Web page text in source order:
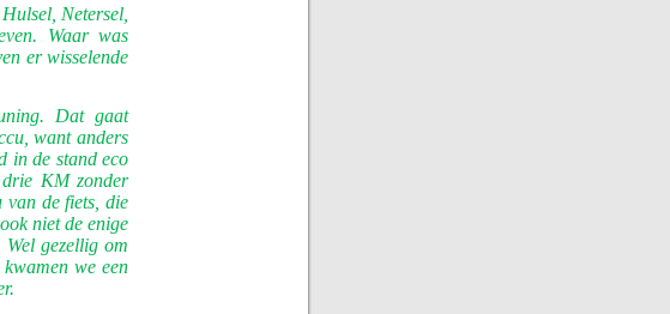
Netersel,
Waar was
er wisselende
Dat gaat
want anders
in de stand eco
KM zonder
van de fiets, die
niet de enige
Wel gezellig om
we een